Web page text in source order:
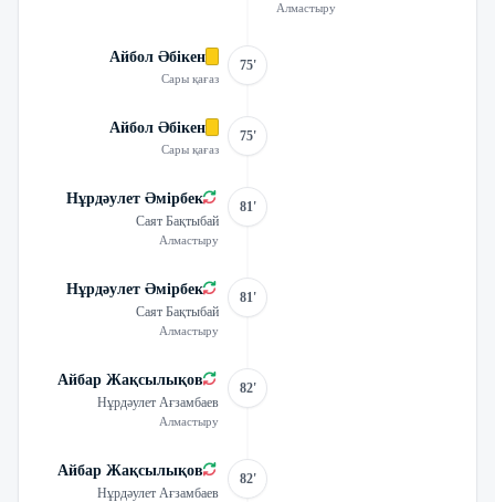
Алмастыру
Айбол Әбікен
Сары қағаз
75'
Айбол Әбікен
Сары қағаз
75'
Нұрдәулет Әмірбек
Саят Бақтыбай
Алмастыру
81'
Нұрдәулет Әмірбек
Саят Бақтыбай
Алмастыру
81'
Айбар Жақсылықов
Нұрдәулет Ағзамбаев
Алмастыру
82'
Айбар Жақсылықов
Нұрдәулет Ағзамбаев
82'